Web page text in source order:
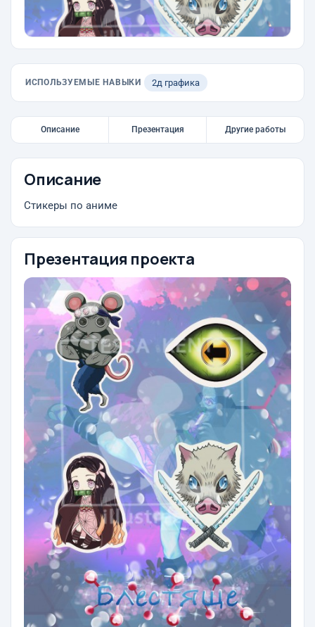
ИСПОЛЬЗУЕМЫЕ НАВЫКИ 2д графика
Описание Презентация Другие работы
Описание
Стикеры по аниме
Презентация проекта